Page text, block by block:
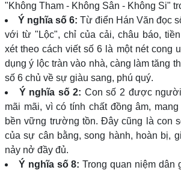
"Không Tham - Không Sân - Không Si"
Ý nghĩa số 6: Từ điển Hán Văn đọc
với từ "Lộc", chỉ của cải, châu báo,
xét theo cách viết số 6 là một nét cong
dụng ý lộc tràn vào nhà, càng làm tăng
số 6 chủ về sự giàu sang, phú quý.
Ý nghĩa số 2: Con số 2 được
mãi mãi, vì có tính chất đồng âm,
bền vững trường tồn. Đây cũng là con
của sự cân bằng, song hành, hoàn bị,
nảy nở đầy đủ.
Ý nghĩa số 8: Trong quan niệm dân